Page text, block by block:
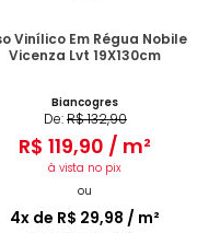
Vinílico Em Régua Nobile
Vicenza Lvt 19X130cm
Biancogres
De:R$132,90
R$ 119,90 / m²
à vista no pix
ou
4x de R$ 29,98 / m²